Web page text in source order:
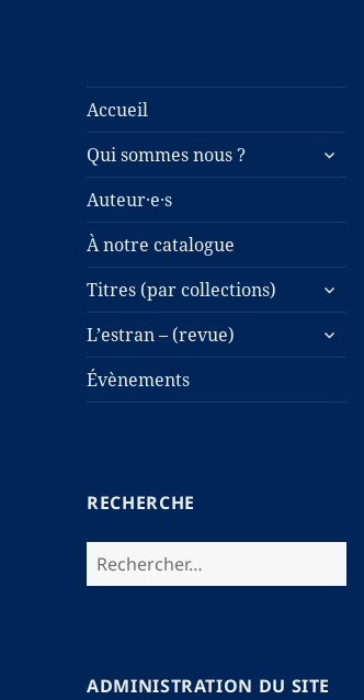
Accueil
Qui sommes nous ?
ouvrir
le
menu
Auteur·e·s
À notre catalogue
Titres (par collections)
ouvrir
le
sous-
menu
L’estran – (revue)
ouvrir
le
menu
Évènements
RECHERCHE
Rechercher :
ADMINISTRATION DU SITE